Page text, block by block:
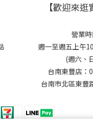
【歡迎來逛
營業時
週一至週五上午
(週六、
台南東豐店：
台南市北區東豐